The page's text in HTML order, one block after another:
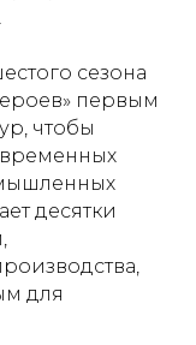
сезона
первым
чтобы
десятки
для